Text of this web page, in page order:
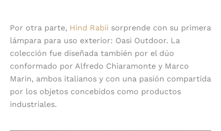
Por otra parte, Hind Rabii sorprende con su primera
lámpara para uso exterior: Oasi Outdoor. La
colección fue diseñada también por el dúo
conformado por Alfredo Chiaramonte y Marco
Marin, ambos italianos y con una pasión compartida
por los objetos concebidos como productos
industriales.